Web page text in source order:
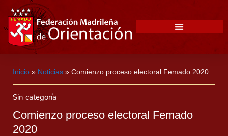
Inicio » Noticias » Comienzo proceso electoral Femado 2020
Sin categoría
Comienzo proceso electoral Femado
2020